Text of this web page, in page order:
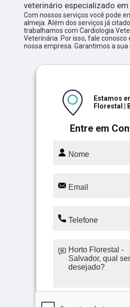
veterinário especializado
Com nossos serviços você pode
almeja. Além dos serviços já
trabalhamos com Cardiologia
Veterinária. Por isso, fale conosco
nossa empresa. Garantimos a
Entre em
Estamos
Florestal |